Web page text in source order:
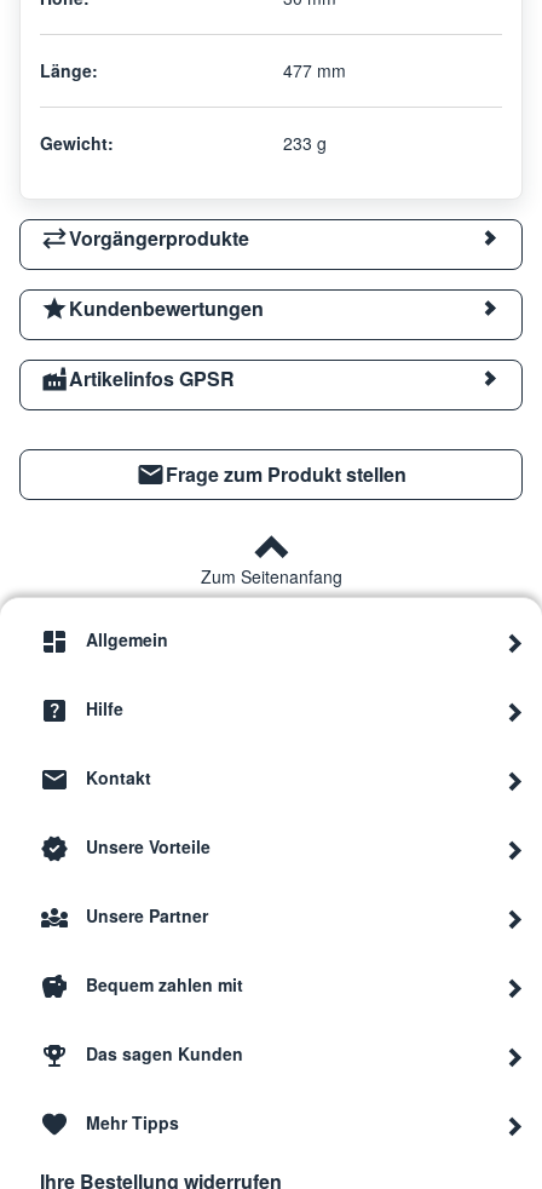
Länge: 477 mm
Gewicht: 233 g
Vorgängerprodukte
Kundenbewertungen
Artikelinfos GPSR
Frage zum Produkt stellen
Zum Seitenanfang
Allgemein
Hilfe
Kontakt
Unsere Vorteile
Unsere Partner
Bequem zahlen mit
Das sagen Kunden
Mehr Tipps
Ihre Bestellung widerrufen